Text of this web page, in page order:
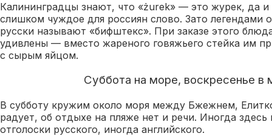
Калининградцы знают, что «żurek» — это журек, да и
слишком чуждое для россиян слово. Зато легендами
русски называют «бифштекс». При заказе этого
удивлены — вместо жареного говяжьего стейка им
с сырым яйцом.
Суббота на море, воскресенье в
В субботу кружим около моря между Бжежнем,
радует, об отдыхе на пляже нет и речи. Иногда
отголоски русского, иногда английского.